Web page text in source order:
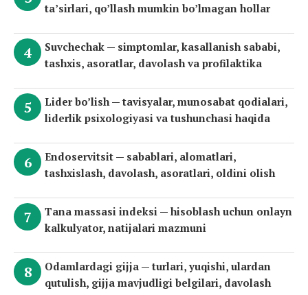
ta’sirlari, qo’llash mumkin bo’lmagan hollar
Suvchechak — simptomlar, kasallanish sababi,
tashxis, asoratlar, davolash va profilaktika
Lider bo’lish — tavisyalar, munosabat qodialari,
liderlik psixologiyasi va tushunchasi haqida
Endoservitsit — sabablari, alomatlari,
tashxislash, davolash, asoratlari, oldini olish
Tana massasi indeksi — hisoblash uchun onlayn
kalkulyator, natijalari mazmuni
Odamlardagi gijja — turlari, yuqishi, ulardan
qutulish, gijja mavjudligi belgilari, davolash